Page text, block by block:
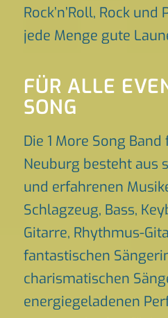
Rock’n’Roll, Rock
jede Menge gute
FÜR ALLE
SONG
Die 1 More Song
Neuburg besteht aus
und erfahrenen
Schlagzeug, Bass,
Gitarre, Rhythmus-
fantastischen
charismatischen
energiegeladenen